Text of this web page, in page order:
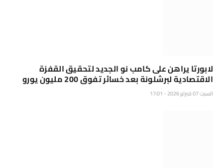
لابورتا يراهن على كامب نو الجديد لتحقيق القفزة
الاقتصادية لبرشلونة بعد خسائر تفوق 200 مليون يورو
السبت 07 فبراير 2026 - 17:01